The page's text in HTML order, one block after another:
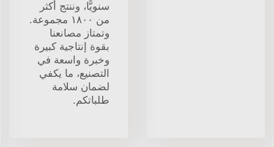
سنويًّا، وننتج أكثر
من ١٨٠٠ مجموعة.
وتمتاز مصانعنا
بقوة إنتاجية كبيرة
وخبرة واسعة في
التصنيع، ما يكفي
لضمان سلامة
طلباتكم.